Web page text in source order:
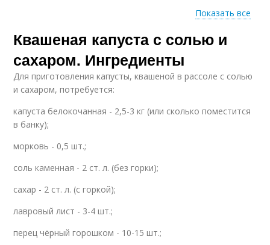
Капуста с водой Капуста на зиму
собственном соку
Показать все
Квашеная капуста с солью и
сахаром. Ингредиенты
Для приготовления капусты, квашеной в рассоле с солью
и сахаром, потребуется:
капуста белокочанная - 2,5-3 кг (или сколько поместится
в банку);
морковь - 0,5 шт.;
соль каменная - 2 ст. л. (без горки);
сахар - 2 ст. л. (с горкой);
лавровый лист - 3-4 шт.;
перец чёрный горошком - 10-15 шт.;